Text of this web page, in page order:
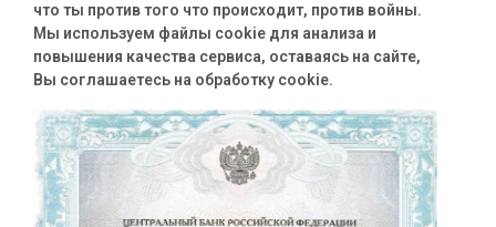
что ты против того что происходит, против войны.
Мы используем файлы cookie для анализа и
повышения качества сервиса, оставаясь на сайте,
Вы соглашаетесь на обработку cookie.